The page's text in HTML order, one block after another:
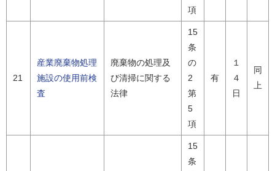
項
21
産業廃棄物処理
施設の使用前検
査
廃棄物の処理及
び清掃に関する
法律
15
条
の
2
第
5
項
有
１
４
日
同
上
15
条